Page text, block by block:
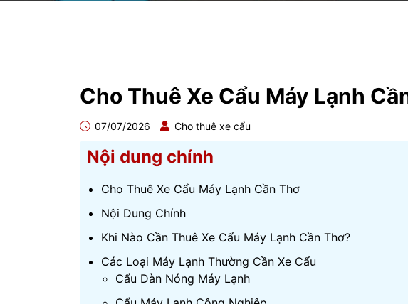
Cho Thuê Xe Cẩu Máy Lạnh
07/07/2026 Cho thuê xe cẩu
Nội dung chính
Cho Thuê Xe Cẩu Máy Lạnh Cần Thơ
Nội Dung Chính
Khi Nào Cần Thuê Xe Cẩu Máy Lạnh Cần Thơ?
Các Loại Máy Lạnh Thường Cần Xe Cẩu
Cẩu Dàn Nóng Máy Lạnh